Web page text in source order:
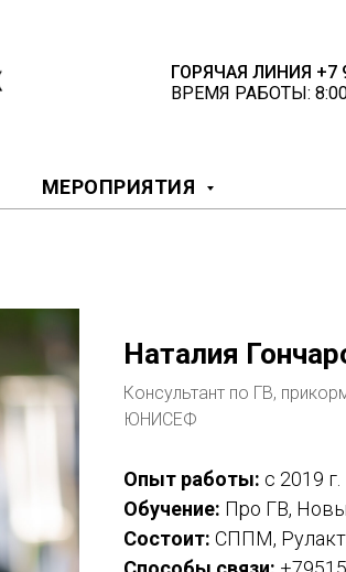
ГОРЯЧАЯ ЛИНИЯ +7
ВРЕМЯ РАБОТЫ:
МЕРОПРИЯТИЯ
Наталия
Консультант по ГВ,
ЮНИСЕФ
Опыт работы: с 2019 г.
Обучение: Про ГВ,
Состоит: СППМ,